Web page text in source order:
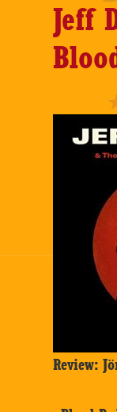
Jeff
Review: